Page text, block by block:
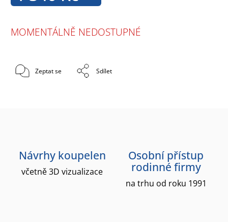
MOMENTÁLNĚ NEDOSTUPNÉ
Zeptat se Sdílet
Návrhy koupelen
včetně 3D vizualizace
Osobní přístup
rodinné firmy
na trhu od roku 1991